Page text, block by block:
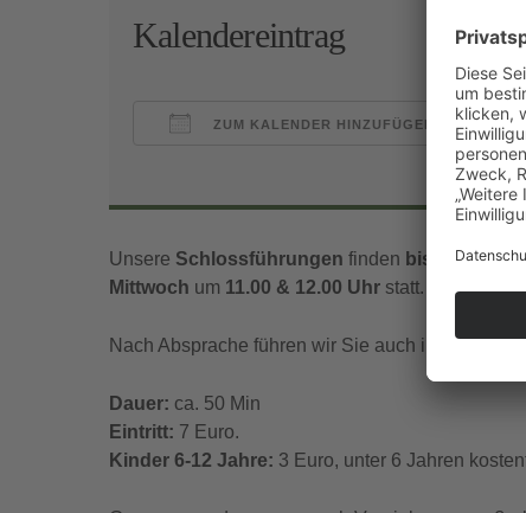
Kalendereintrag
ZUM KALENDER HINZUFÜGEN
Unsere Schlossführungen finden bis Mitte
Mittwoch um 11.00 & 12.00 Uhr statt.
Nach Absprache führen wir Sie auch in
Dauer: ca. 50 Min
Eintritt: 7 Euro.
Kinder 6-12 Jahre: 3 Euro, unter 6 Jahren